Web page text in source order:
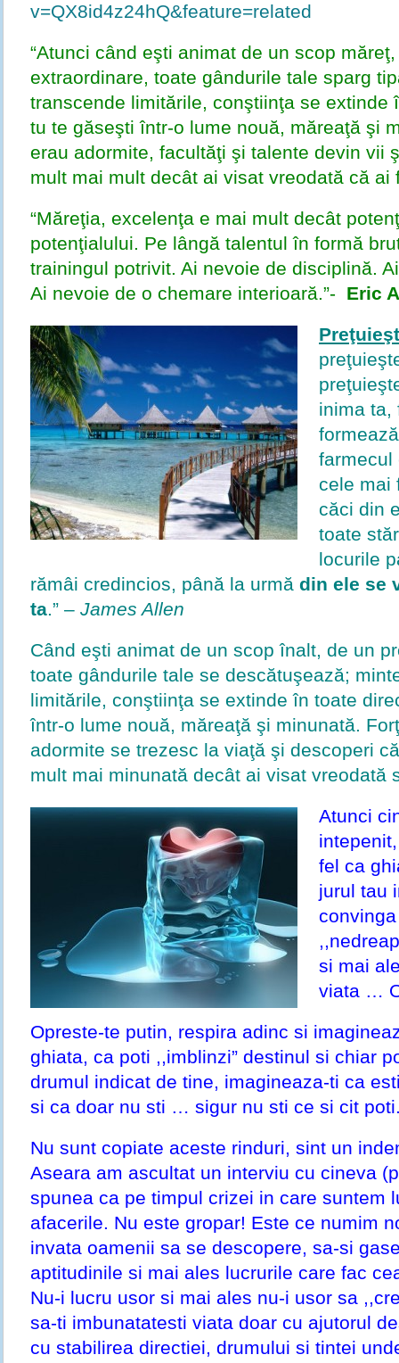
v=QX8id4z24hQ&feature=related
“Atunci când eşti animat de un scop
extraordinare, toate gândurile tale sparg
transcende limitările, conştiinţa se extinde
tu te găseşti într-o lume nouă, măreaţă şi
erau adormite, facultăţi şi talente devin vii
mult mai mult decât ai visat vreodată că
“Măreţia, excelenţa e mai mult decât
potenţialului. Pe lângă talentul în formă
trainingul potrivit. Ai nevoie de disciplină.
Ai nevoie de o chemare interioară.”- Eric
inima ta,
farmecul
cele mai
căci din
toate
locurile
rămâi credincios, până la urmă din ele se
ta.” – James Allen
Când eşti animat de un scop înalt, de un
toate gândurile tale se descătuşează;
limitările, conştiinţa se extinde în toate
într-o lume nouă, măreaţă şi minunată.
adormite se trezesc la viaţă şi descoperi
mult mai minunată decât ai visat vreodată
Atunci
fel ca
jurul tau
si mai
viata …
Opreste-te putin, respira adinc si
ghiata, ca poti ,,imblinzi” destinul si chiar
drumul indicat de tine, imagineaza-ti ca
si ca doar nu sti … sigur nu sti ce si cit
Nu sunt copiate aceste rinduri, sint un
Aseara am ascultat un interviu cu cineva
spunea ca pe timpul crizei in care suntem
afacerile. Nu este gropar! Este ce numim
invata oamenii sa se descopere, sa-si
aptitudinile si mai ales lucrurile care fac
Nu-i lucru usor si mai ales nu-i usor sa
sa-ti imbunatatesti viata doar cu ajutorul
cu stabilirea directiei, drumului si tintei